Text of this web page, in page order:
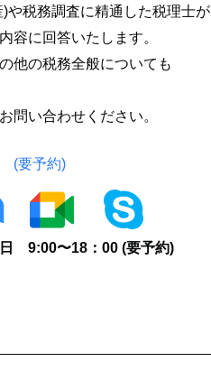
や税務調査に精通した税理士が
容に回答いたします。
他の税務全般についても
問い合わせください。
(要予約)
9:00〜18：00 (要予約)